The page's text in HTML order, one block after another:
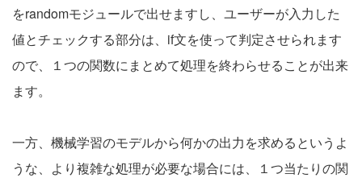
をrandomモジュールで出せますし、ユーザーが入力した
値とチェックする部分は、if文を使って判定させられます
ので、１つの関数にまとめて処理を終わらせることが出来
ます。
一方、機械学習のモデルから何かの出力を求めるというよ
うな、より複雑な処理が必要な場合には、１つ当たりの関